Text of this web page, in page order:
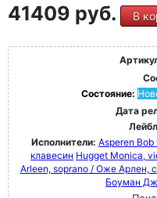
41409 руб. В
Состояние:
Дата
Исполнители: Asperen
клавесин Hugget Monica,
Arleen, soprano / Оже Арлен,
Боуман